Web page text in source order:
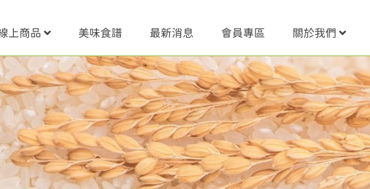
上商品 美味食譜 最新消息 會員專區 關於我們